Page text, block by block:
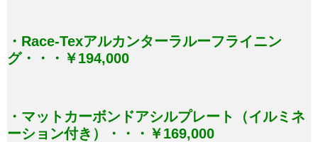
・Race-Texアルカンターラルーフライニン
グ・・・￥194,000
・マットカーボンドアシルプレート（イルミネ
ーション付き）・・・￥169,000